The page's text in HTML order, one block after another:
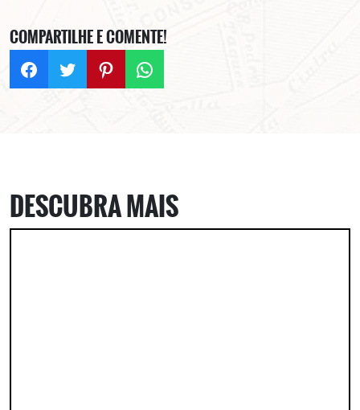
COMPARTILHE E COMENTE!
DESCUBRA MAIS